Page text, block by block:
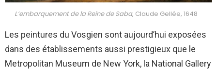
L’embarquement de la Reine de Saba, Claude Gellée, 1648
Les peintures du Vosgien sont aujourd’hui exposées
dans des établissements aussi prestigieux que le
Metropolitan Museum de New York, la National Gallery